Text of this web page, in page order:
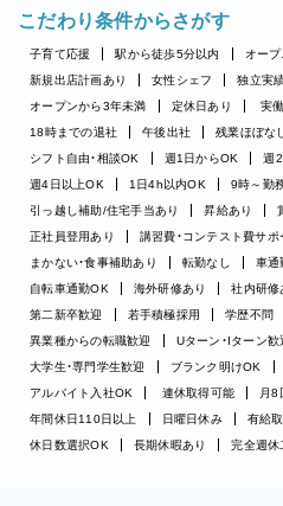
こだわり条件からさがす
子育て応援 駅から徒歩5分以内 オー
新規出店計画あり
女性シェフ 独立実
オープンから3年未満
定休日あり 実
18時までの退社
午後出社 残業ほぼな
シフト自由・相談OK
週1日からOK
週
週4日以上OK
1日4h以内OK 9時～勤
引っ越し補助/住宅手当あり
昇給あり
正社員登用あり
講習費・コンテスト費サポ
まかない・食事補助あり
転勤なし 車通
自転車通勤OK
海外研修あり 社内研修
第二新卒歓迎
若手積極採用 学歴不問
異業種からの転職歓迎
Uターン・Iターン歓
大学生・専門学生歓迎
ブランク明けOK
アルバイト入社OK
連休取得可能 月8
年間休日110日以上
日曜日休み 有給
休日数選択OK
長期休暇あり 完全週休